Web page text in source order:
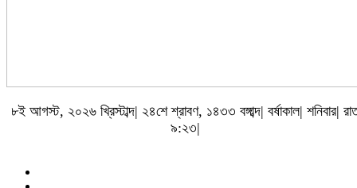
৮ই আগস্ট, ২০২৬ খ্রিস্টাব্দ| ২৪শে শ্রাবণ, ১৪৩৩ বঙ্গাব্দ| বর্ষাকাল| শনিবার|
৯:২৩|